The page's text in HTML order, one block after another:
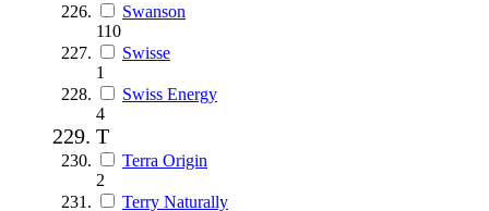
Swanson
110
Swisse
1
Swiss Energy
4
T
Terra Origin
2
Terry Naturally